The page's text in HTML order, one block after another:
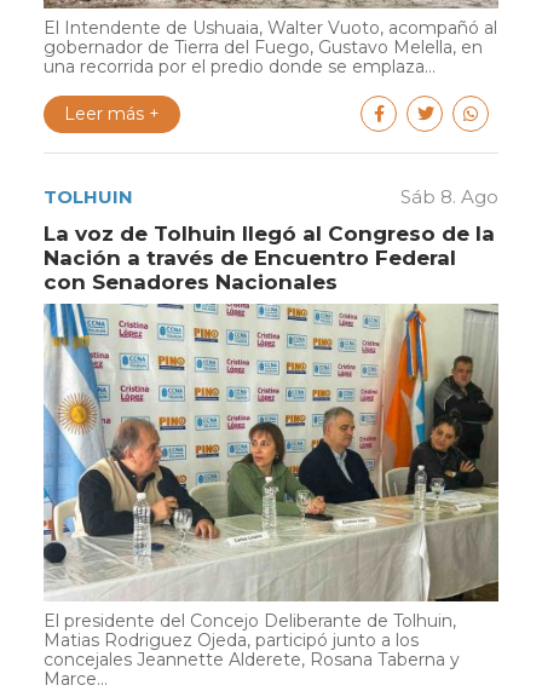
El Intendente de Ushuaia, Walter Vuoto, acompañó al
gobernador de Tierra del Fuego, Gustavo Melella, en
una recorrida por el predio donde se emplaza...
Leer más +
TOLHUIN Sáb 8. Ago
La voz de Tolhuin llegó al Congreso de la
Nación a través de Encuentro Federal
con Senadores Nacionales
El presidente del Concejo Deliberante de Tolhuin,
Matias Rodriguez Ojeda, participó junto a los
concejales Jeannette Alderete, Rosana Taberna y
Marce...